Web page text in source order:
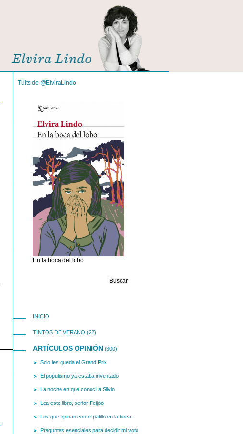
Tuits de @ElviraLindo
En la boca del lobo
INICIO
TINTOS DE VERANO (22)
ARTÍCULOS OPINIÓN (300)
Solo les queda el Grand Prix
El populismo ya estaba inventado
La noche en que conocí a Silvio
Lea este libro, señor Feijóo
Los que opinan con el palillo en la boca
Preguntas esenciales para decidir mi voto